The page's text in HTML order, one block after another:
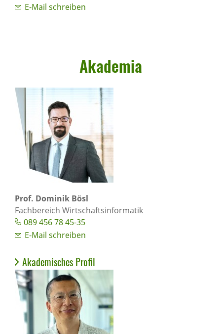
E-Mail schreiben
Akademia
Prof. Dominik Bösl
Fachbereich Wirtschaftsinformatik
089 456 78 45-35
E-Mail schreiben
Akademisches Profil